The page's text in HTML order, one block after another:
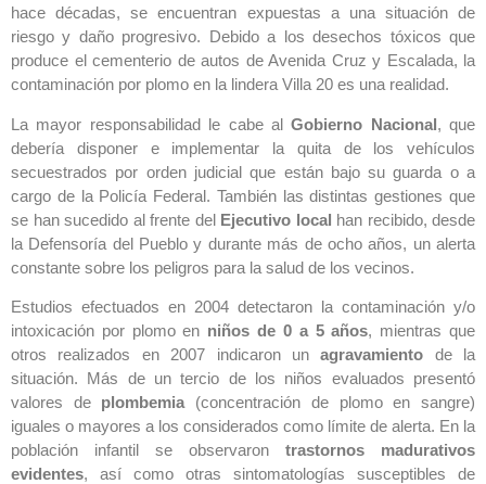
hace décadas, se encuentran expuestas a una situación de
riesgo y daño progresivo. Debido a los desechos tóxicos que
produce el cementerio de autos de Avenida Cruz y Escalada, la
contaminación por plomo en la lindera Villa 20 es una realidad.
La mayor responsabilidad le cabe alGobierno Nacional, que
debería disponer e implementar la quita de los vehículos
secuestrados por orden judicial que están bajo su guarda o a
cargo de la Policía Federal. También las distintas gestiones que
se han sucedido al frente del Ejecutivo local han recibido, desde
la Defensoría del Pueblo y durante más de ocho años, un alerta
constante sobre los peligros para la salud de los vecinos.
Estudios efectuados en 2004 detectaron la contaminación y/o
intoxicación por plomo en niños de 0 a 5 años, mientras que
otros realizados en 2007 indicaron unagravamiento de la
situación. Más de un tercio de los niños evaluados presentó
valores de plombemia (concentración de plomo en sangre)
iguales o mayores a los considerados como límite de alerta. En la
población infantil se observaron trastornos madurativos
evidentes, así como otras sintomatologías susceptibles de